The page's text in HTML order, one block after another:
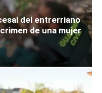
del entrerriano
de una mujer